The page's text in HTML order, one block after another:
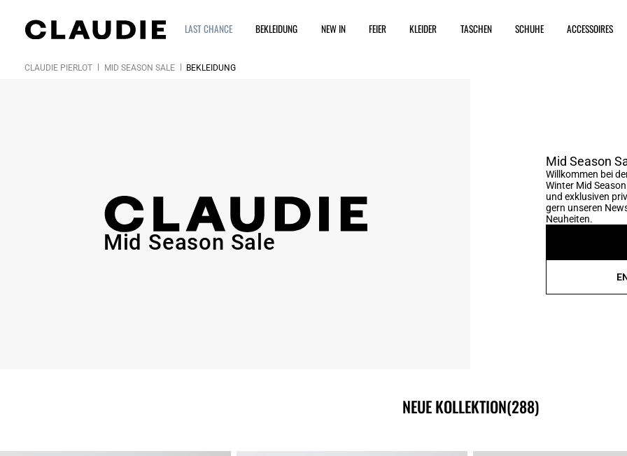
LAST CHANCE BEKLEIDUNG NEW IN FEIER KLEIDER TASCHEN SCHUHE ACCESSOIRES
CLAUDIE PIERLOT MID SEASON SALE BEKLEIDUNG
Mid Season Sale
Mid Season
Willkommen bei
Winter Mid
und exklusiven
gern unseren
Neuheiten.
NEUE KOLLEKTION(288)